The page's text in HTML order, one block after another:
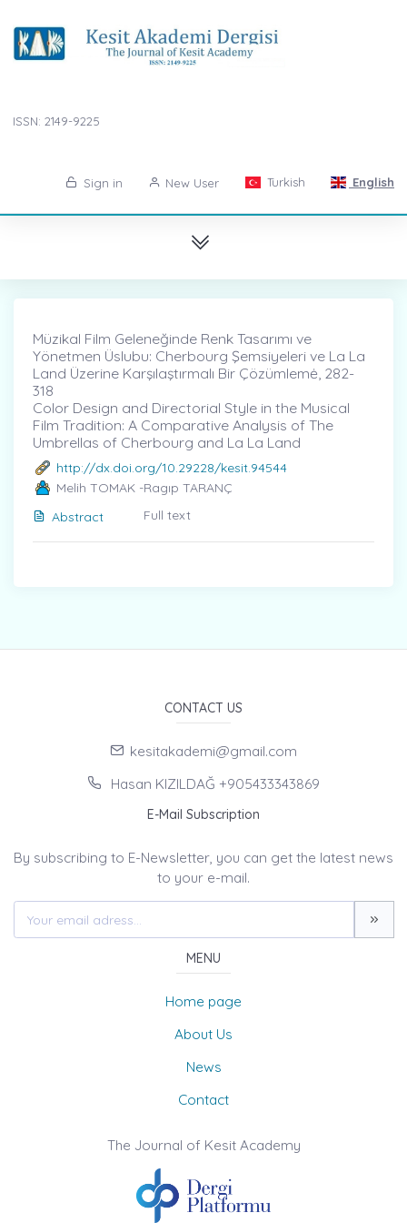
ISSN: 2149-9225
Sign in New User Turkish English
Müzikal Film Geleneğinde Renk Tasarımı ve
Yönetmen Üslubu: Cherbourg Şemsiyeleri ve La La
Land Üzerine Karşılaştırmalı Bir Çözümlemė, 282-
318
Color Design and Directorial Style in the Musical
Film Tradition: A Comparative Analysis of The
Umbrellas of Cherbourg and La La Land
http://dx.doi.org/10.29228/kesit.94544
Melih TOMAK -Ragıp TARANÇ
Abstract
Full text
CONTACT US
kesitakademi@gmail.com
Hasan KIZILDAĞ +905433343869
E-Mail Subscription
By subscribing to E-Newsletter, you can get the latest news
to your e-mail.
MENU
Home page
About Us
News
Contact
The Journal of Kesit Academy